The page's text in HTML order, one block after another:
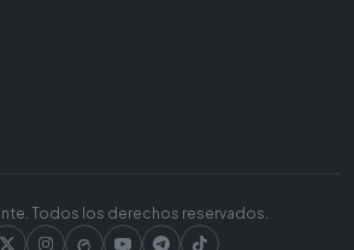
Todos los derechos reservados.